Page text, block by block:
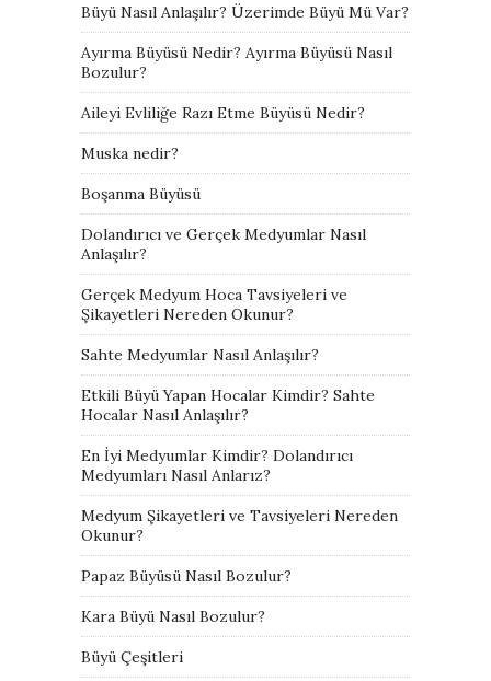
Büyü Nasıl Anlaşılır? Üzerimde Büyü Mü Var?
Ayırma Büyüsü Nedir? Ayırma Büyüsü Nasıl
Bozulur?
Aileyi Evliliğe Razı Etme Büyüsü Nedir?
Muska nedir?
Boşanma Büyüsü
Dolandırıcı ve Gerçek Medyumlar Nasıl
Anlaşılır?
Gerçek Medyum Hoca Tavsiyeleri ve
Şikayetleri Nereden Okunur?
Sahte Medyumlar Nasıl Anlaşılır?
Etkili Büyü Yapan Hocalar Kimdir? Sahte
Hocalar Nasıl Anlaşılır?
En İyi Medyumlar Kimdir? Dolandırıcı
Medyumları Nasıl Anlarız?
Medyum Şikayetleri ve Tavsiyeleri Nereden
Okunur?
Papaz Büyüsü Nasıl Bozulur?
Kara Büyü Nasıl Bozulur?
Büyü Çeşitleri